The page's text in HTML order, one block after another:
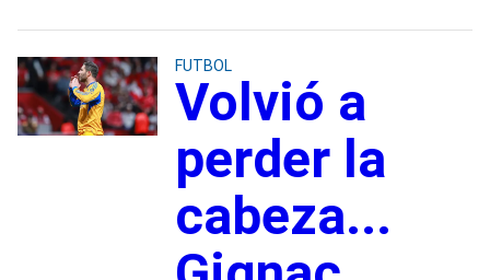
FUTBOL
Volvió a
perder la
cabeza...